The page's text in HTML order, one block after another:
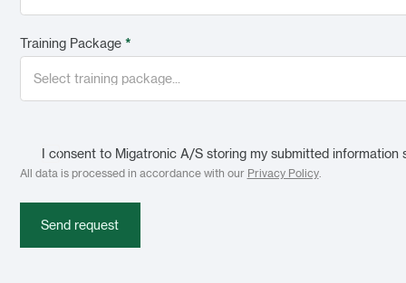
Training Package *
I consent to Migatronic A/S storing my submitted information
All data is processed in accordance with our Privacy Policy.
Send request